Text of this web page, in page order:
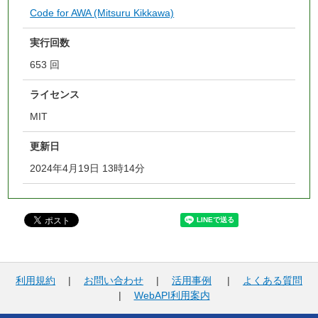
Code for AWA (Mitsuru Kikkawa)
実行回数
653 回
ライセンス
MIT
更新日
2024年4月19日 13時14分
利用規約 | お問い合わせ | 活用事例 |
よくある質問
| WebAPI利用案内